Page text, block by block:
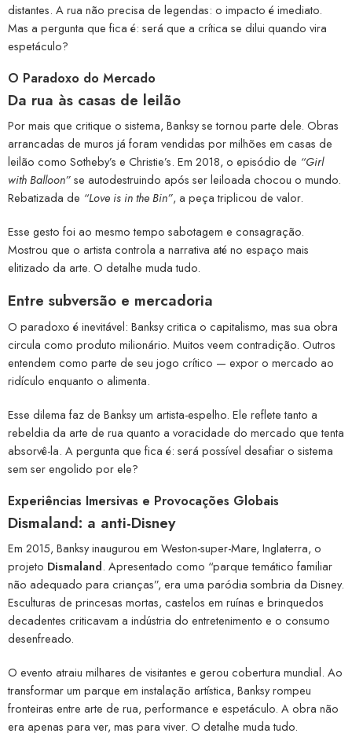
distantes. A rua não precisa de legendas: o impacto é imediato.
Mas a pergunta que fica é: será que a crítica se dilui quando vira
espetáculo?
O Paradoxo do Mercado
Da rua às casas de leilão
Por mais que critique o sistema, Banksy se tornou parte dele. Obras
arrancadas de muros já foram vendidas por milhões em casas de
leilão como Sotheby’s e Christie’s. Em 2018, o episódio de “Girl
with Balloon”se autodestruindo após ser leiloada chocou o mundo.
Rebatizada de “Love is in the Bin”, a peça triplicou de valor.
Esse gesto foi ao mesmo tempo sabotagem e consagração.
Mostrou que o artista controla a narrativa até no espaço mais
elitizado da arte. O detalhe muda tudo.
Entre subversão e mercadoria
O paradoxo é inevitável: Banksy critica o capitalismo, mas sua obra
circula como produto milionário. Muitos veem contradição. Outros
entendem como parte de seu jogo crítico — expor o mercado ao
ridículo enquanto o alimenta.
Esse dilema faz de Banksy um artista-espelho. Ele reflete tanto a
rebeldia da arte de rua quanto a voracidade do mercado que tenta
absorvê-la. A pergunta que fica é: será possível desafiar o sistema
sem ser engolido por ele?
Experiências Imersivas e Provocações Globais
Dismaland: a anti-Disney
Em 2015, Banksy inaugurou em Weston-super-Mare, Inglaterra, o
projeto Dismaland. Apresentado como “parque temático familiar
não adequado para crianças”, era uma paródia sombria da Disney.
Esculturas de princesas mortas, castelos em ruínas e brinquedos
decadentes criticavam a indústria do entretenimento e o consumo
desenfreado.
O evento atraiu milhares de visitantes e gerou cobertura mundial. Ao
transformar um parque em instalação artística, Banksy rompeu
fronteiras entre arte de rua, performance e espetáculo. A obra não
era apenas para ver, mas para viver. O detalhe muda tudo.